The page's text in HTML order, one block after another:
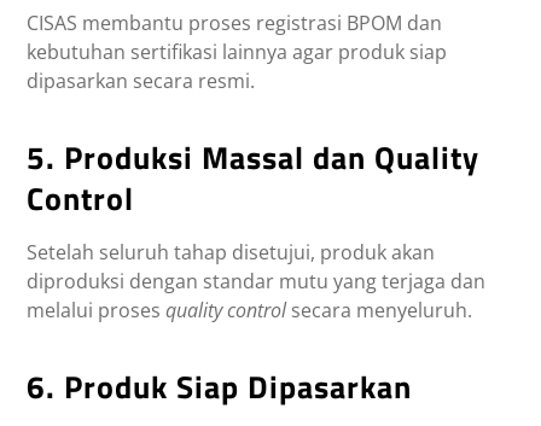
CISAS membantu proses registrasi BPOM dan
kebutuhan sertifikasi lainnya agar produk siap
dipasarkan secara resmi.
5. Produksi Massal dan Quality
Control
Setelah seluruh tahap disetujui, produk akan
diproduksi dengan standar mutu yang terjaga dan
melalui proses quality controlsecara menyeluruh.
6. Produk Siap Dipasarkan